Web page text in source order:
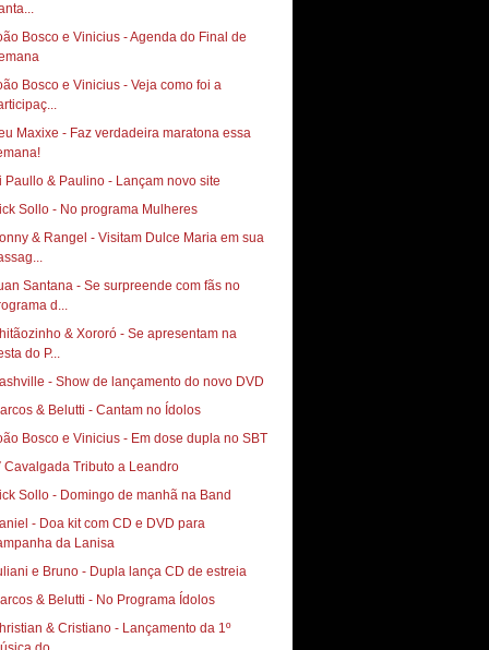
Bosco e Vinicius - Agenda do Final de
Bosco e Vinicius - Veja como foi a
Maxixe - Faz verdadeira maratona essa
Paullo & Paulino - Lançam novo site
Sollo - No programa Mulheres
& Rangel - Visitam Dulce Maria em sua
Santana - Se surpreende com fãs no
d...
& Xororó - Se apresentam na
do P...
- Show de lançamento do novo DVD
& Belutti - Cantam no Ídolos
Bosco e Vinicius - Em dose dupla no SBT
Cavalgada Tributo a Leandro
Sollo - Domingo de manhã na Band
- Doa kit com CD e DVD para
da Lanisa
e Bruno - Dupla lança CD de estreia
& Belutti - No Programa Ídolos
& Cristiano - Lançamento da 1º